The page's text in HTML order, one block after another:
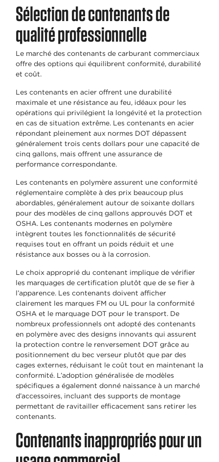
Sélection de contenants de
qualité professionnelle
Le marché des contenants de carburant commerciaux
offre des options qui équilibrent conformité, durabilité
et coût.
Les contenants en acier offrent une durabilité
maximale et une résistance au feu, idéaux pour les
opérations qui privilégient la longévité et la protection
en cas de situation extrême. Les contenants en acier
répondant pleinement aux normes DOT dépassent
généralement trois cents dollars pour une capacité de
cinq gallons, mais offrent une assurance de
performance correspondante.
Les contenants en polymère assurent une conformité
réglementaire complète à des prix beaucoup plus
abordables, généralement autour de soixante dollars
pour des modèles de cinq gallons approuvés DOT et
OSHA. Les contenants modernes en polymère
intègrent toutes les fonctionnalités de sécurité
requises tout en offrant un poids réduit et une
résistance aux bosses ou à la corrosion.
Le choix approprié du contenant implique de vérifier
les marquages de certification plutôt que de se fier à
l’apparence. Les contenants doivent afficher
clairement les marques FM ou UL pour la conformité
OSHA et le marquage DOT pour le transport. De
nombreux professionnels ont adopté des contenants
en polymère avec des designs innovants qui assurent
la protection contre le renversement DOT grâce au
positionnement du bec verseur plutôt que par des
cages externes, réduisant le coût tout en maintenant la
conformité. L’adoption généralisée de modèles
spécifiques a également donné naissance à un marché
d’accessoires, incluant des supports de montage
permettant de ravitailler efficacement sans retirer les
contenants.
Contenants inappropriés pour un